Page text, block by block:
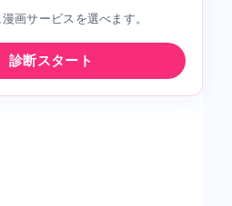
画サービスを選べます。
診断スタート